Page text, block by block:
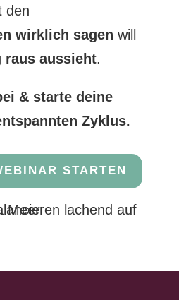
den
wirklich sagen will
raus aussieht.
& starte deine
Zyklus.
STARTEN